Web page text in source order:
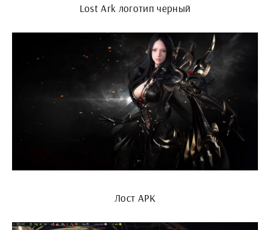
Lost Ark логотип черный
Лост АРК